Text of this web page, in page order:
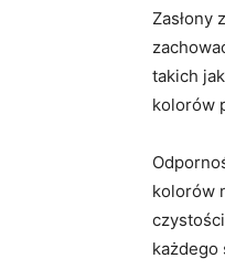
Zasłony
takich
kolorów
kolorów
każdego